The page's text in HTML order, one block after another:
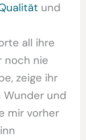
und
all ihre
noch nie
zeige ihr
Wunder und
mir vorher